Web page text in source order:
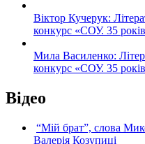
Віктор Кучерук:
конкурс «СОУ. 35 років.
Мила Василенко:
конкурс «СОУ. 35 років.
Відео
“Мій брат”, слова
Валерія Козупиці